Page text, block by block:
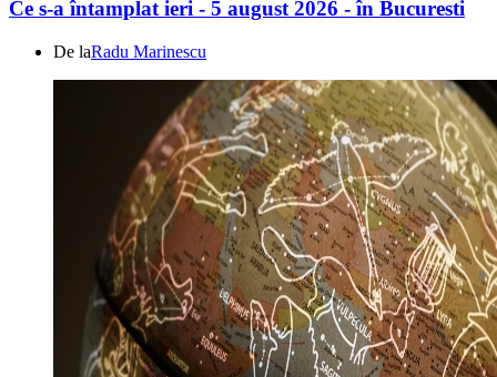
Ce s-a întamplat ieri - 5 august 2026 - în Bucuresti
De laRadu Marinescu